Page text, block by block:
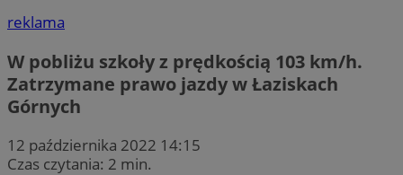
reklama
W pobliżu szkoły z prędkością 103 km/h.
Zatrzymane prawo jazdy w Łaziskach
Górnych
12 października 2022 14:15
Czas czytania: 2 min.